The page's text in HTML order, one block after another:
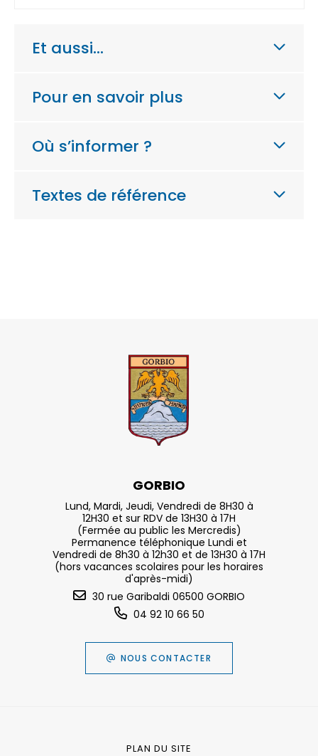
Et aussi…
Pour en savoir plus
Où s’informer ?
Textes de référence
GORBIO
Lund, Mardi, Jeudi, Vendredi de 8H30 à
12H30 et sur RDV de 13H30 à 17H
(Fermée au public les Mercredis)
Permanence téléphonique Lundi et
Vendredi de 8h30 à 12h30 et de 13H30 à 17H
(hors vacances scolaires pour les horaires
d'après-midi)
30 rue Garibaldi 06500 GORBIO
04 92 10 66 50
NOUS CONTACTER
PLAN DU SITE